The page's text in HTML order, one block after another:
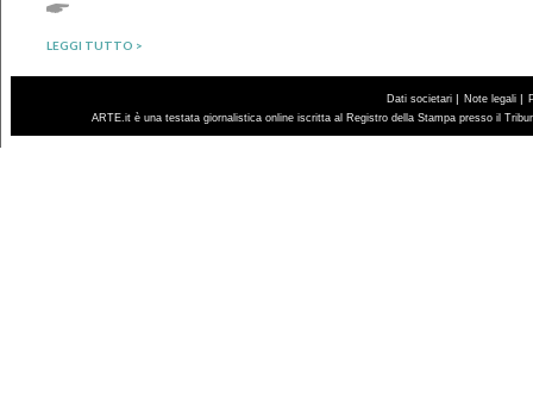
LEGGI TUTTO >
Dati societari | Note legali |
ARTE.it è una testata giornalistica online iscritta al Registro della Stampa presso il